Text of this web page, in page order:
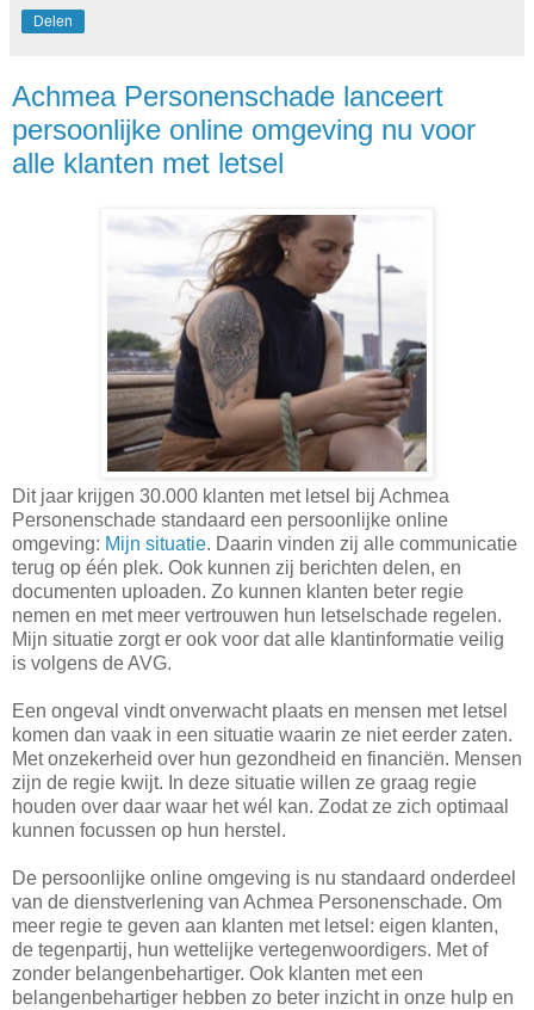
Delen
Achmea Personenschade lanceert
persoonlijke online omgeving nu voor
alle klanten met letsel
Dit jaar krijgen 30.000 klanten met letsel bij Achmea
Personenschade standaard een persoonlijke online
omgeving: Mijn situatie. Daarin vinden zij alle communicatie
terug op één plek. Ook kunnen zij berichten delen, en
documenten uploaden. Zo kunnen klanten beter regie
nemen en met meer vertrouwen hun letselschade regelen.
Mijn situatie zorgt er ook voor dat alle klantinformatie veilig
is volgens de AVG.
Een ongeval vindt onverwacht plaats en mensen met letsel
komen dan vaak in een situatie waarin ze niet eerder zaten.
Met onzekerheid over hun gezondheid en financiën. Mensen
zijn de regie kwijt. In deze situatie willen ze graag regie
houden over daar waar het wél kan. Zodat ze zich optimaal
kunnen focussen op hun herstel.
De persoonlijke online omgeving is nu standaard onderdeel
van de dienstverlening van Achmea Personenschade. Om
meer regie te geven aan klanten met letsel: eigen klanten,
de tegenpartij, hun wettelijke vertegenwoordigers. Met of
zonder belangenbehartiger. Ook klanten met een
belangenbehartiger hebben zo beter inzicht in onze hulp en